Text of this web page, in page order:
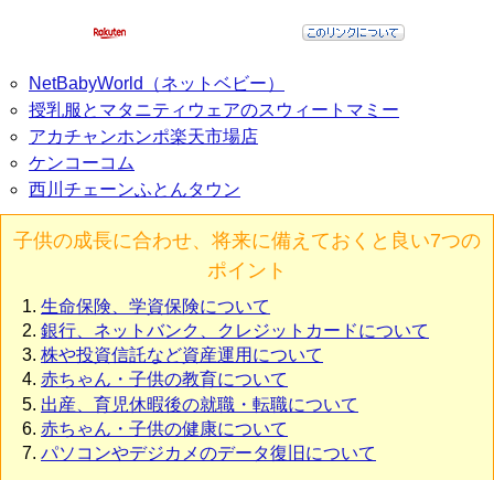
NetBabyWorld（ネットベビー）
授乳服とマタニティウェアのスウィートマミー
アカチャンホンポ楽天市場店
ケンコーコム
西川チェーンふとんタウン
子供の成長に合わせ、将来に備えておくと良い7つの
ポイント
生命保険、学資保険について
銀行、ネットバンク、クレジットカードについて
株や投資信託など資産運用について
赤ちゃん・子供の教育について
出産、育児休暇後の就職・転職について
赤ちゃん・子供の健康について
パソコンやデジカメのデータ復旧について